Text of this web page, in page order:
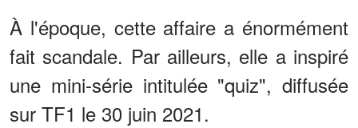
À l'époque, cette affaire a énormément
fait scandale. Par ailleurs, elle a inspiré
une mini-série intitulée "quiz", diffusée
sur TF1 le 30 juin 2021.